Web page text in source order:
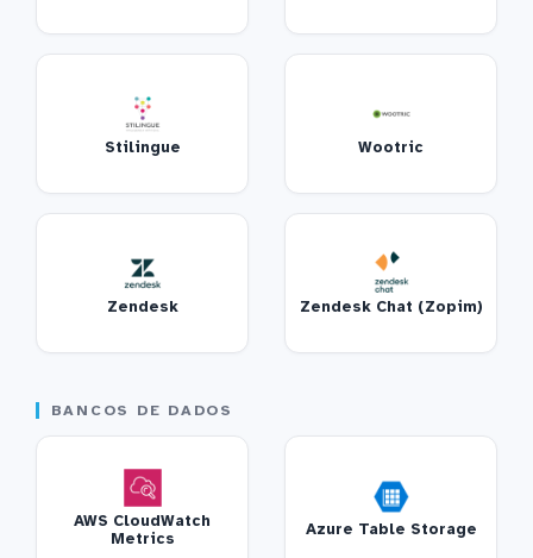
Stilingue Wootric
Zendesk Zendesk Chat (Zopim)
BANCOS DE DADOS
AWS CloudWatch
Metrics
Azure Table Storage